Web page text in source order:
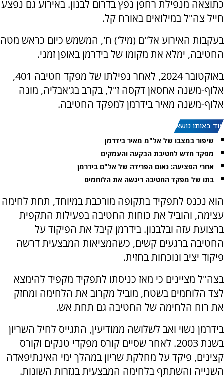
כתוצאה מנפילת רחפן נפץ בדרום לבנון. באירוע גם נפצע
חייל צה"ל במילואים באורח קל.
בעקבות האירוע אל"ם (מיל') ח', המשמש כיום כראש מטה
החטיבה, ימלא את מקומו של בידרמן באופן זמני.
באוקטובר 2024, לאחר נפילתו של מפקד חטיבה 401,
אלוף-משנה אחסאן דקסה ז"ל, בקרב בג'אבליה, מונה
אלוף-משנה מאיר בידרמן למפקד החטיבה.
עוד באותו נושא:
שיפור במצבו של אל"מ מאיר בידרמן
מפקד חדש לחטיבת הבקעה והעמקים
אחרי הפציעה: נאום הפרידה של אל"ם בידרמן
בתו של מפקד החטיבה ריגשה את הלוחמים
הוא נכנס לתפקיד בתקופה מורכבת במיוחד, תחת לחימה
עצימה, והוביל את כוחות החטיבה בפעילות התקפית
ברצועת עזה ובלבנון. בידרמן קיבל את הפיקוד על
החטיבה ברגעים קשים, כשהמציאות המבצעית דרשה
פיקוד יציב ונוכחות בחזית.
בצה"ל מציינים כי מאז כניסתו לתפקיד מקפיד להימצא
לצד הלוחמים בשטח, מוביל מקרוב את הלחימה ומחזק
את רוח הלחימה של החטיבה גם תחת אש.
בידרמן נשוי ואב לשלושה ממודיעין, התגייס לחיל השריון
בשנת 2003. לאחר שסיים קורס מפקדי טנקים וקורס
קצינים, פיקד על מחלקת שריון במהלך ימי האינתיפאדה
השנייה והשתתף בלחימה המבצעית בגזרות השונות.